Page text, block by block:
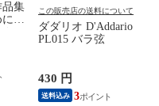
品集
～
この販売店の送料について
ダダリオ D'Addario
PL015 バラ弦
430 円
送料込み 3